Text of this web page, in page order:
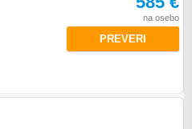
na osebo
PREVERI